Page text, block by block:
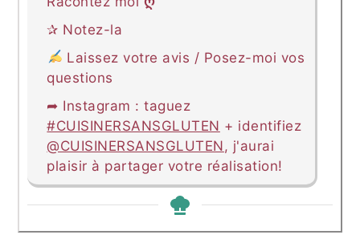
✰ Notez-la
Laissez votre avis / Posez-moi vos
questions
➦ Instagram : taguez
#CUISINERSANSGLUTEN + identifiez
@CUISINERSANSGLUTEN , j'aurai
plaisir à partager votre réalisation!